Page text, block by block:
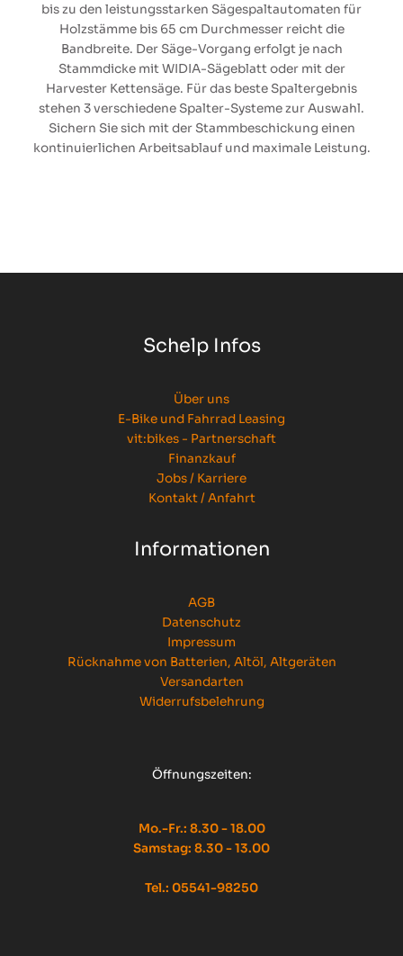
bis zu den leistungsstarken Sägespaltautomaten für
Holzstämme bis 65 cm Durchmesser reicht die
Bandbreite. Der Säge-Vorgang erfolgt je nach
Stammdicke mit WIDIA-Sägeblatt oder mit der
Harvester Kettensäge. Für das beste Spaltergebnis
stehen 3 verschiedene Spalter-Systeme zur Auswahl.
Sichern Sie sich mit der Stammbeschickung einen
kontinuierlichen Arbeitsablauf und maximale Leistung.
Schelp Infos
Über uns
E-Bike und Fahrrad Leasing
vit:bikes - Partnerschaft
Finanzkauf
Jobs / Karriere
Kontakt / Anfahrt
Informationen
AGB
Datenschutz
Impressum
Rücknahme von Batterien, Altöl, Altgeräten
Versandarten
Widerrufsbelehrung
Öffnungszeiten:
Mo.-Fr.: 8.30 - 18.00
Samstag: 8.30 - 13.00
Tel.: 05541-98250